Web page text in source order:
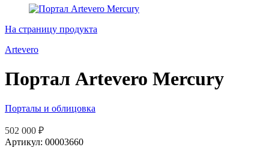
На страницу продукта
Artevero
Портал Artevero Mercury
Порталы и облицовка
502 000 ₽
Артикул: 00003660